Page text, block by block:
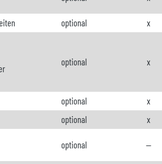
optional x
optional x
optional x
optional x
optional --